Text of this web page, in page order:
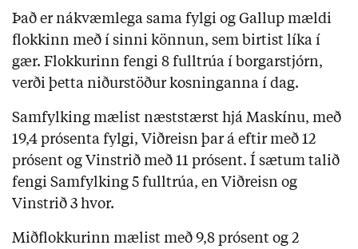
Það er nákvæmlega sama fylgi og Gallup mældi
flokkinn með í sinni könnun, sem birtist líka í
gær. Flokkurinn fengi 8 fulltrúa í borgarstjórn,
verði þetta niðurstöður kosninganna í dag.
Samfylking mælist næststærst hjá Maskínu, með
19,4 prósenta fylgi, Viðreisn þar á eftir með 12
prósent og Vinstrið með 11 prósent. Í sætum talið
fengi Samfylking 5 fulltrúa, en Viðreisn og
Vinstrið 3 hvor.
Miðflokkurinn mælist með 9,8 prósent og 2